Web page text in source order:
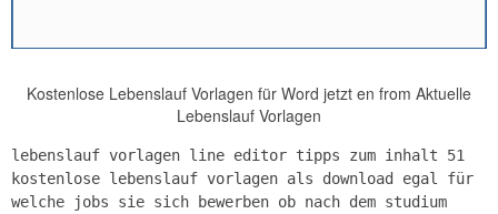
Kostenlose Lebenslauf Vorlagen für Word jetzt en from Aktuelle
Lebenslauf Vorlagen
lebenslauf vorlagen line editor tipps zum inhalt 51
kostenlose lebenslauf vorlagen als download egal für
welche jobs sie sich bewerben ob nach dem studium